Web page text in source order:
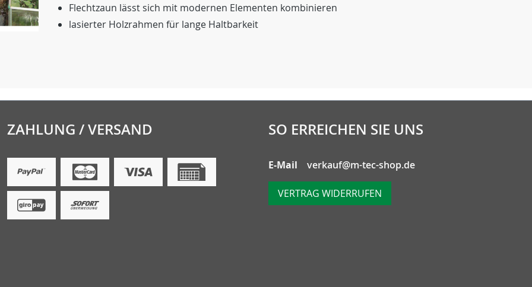
Flechtzaun lässt sich mit modernen Elementen kombinieren
lasierter Holzrahmen für lange Haltbarkeit
ZAHLUNG / VERSAND SO ERREICHEN SIE UNS
E-Mail verkauf@m-tec-shop.de
VERTRAG WIDERRUFEN